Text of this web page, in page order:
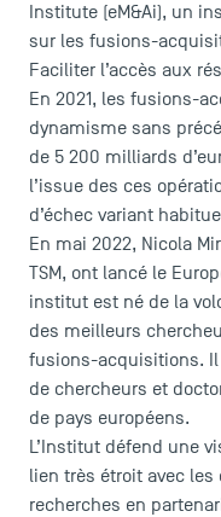
Institute (eM&Ai), un
sur les fusions-
Faciliter l’accès aux
En 2021, les fusions-
dynamisme sans
de 5 200 milliards
l’issue des ces
d’échec variant
En mai 2022, Nicola
TSM, ont lancé le
institut est né de la
des meilleurs
fusions-acquisitions.
de chercheurs et
de pays européens.
L’Institut défend une
lien très étroit avec les
recherches en